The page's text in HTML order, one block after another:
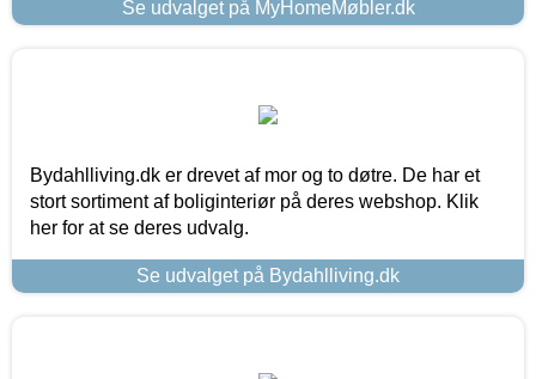
Se udvalget på MyHomeMøbler.dk
Bydahlliving.dk er drevet af mor og to døtre. De har et
stort sortiment af boliginteriør på deres webshop. Klik
her for at se deres udvalg.
Se udvalget på Bydahlliving.dk